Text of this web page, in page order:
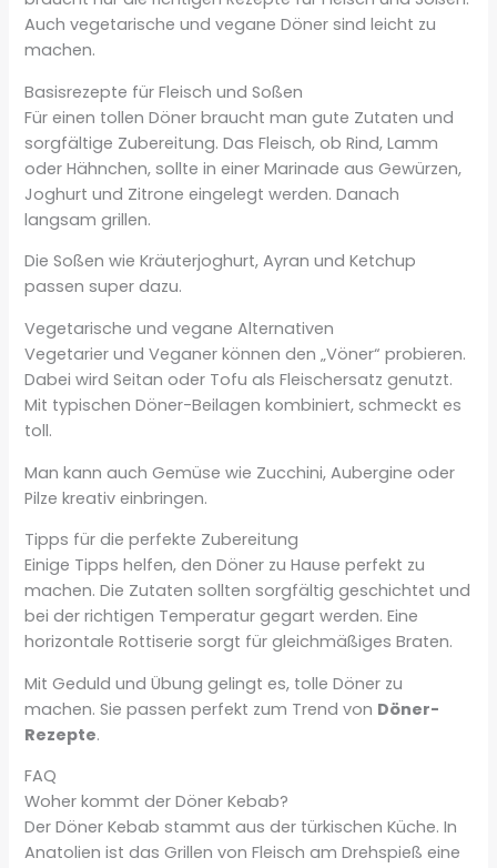
Auch vegetarische und vegane Döner sind leicht zu
machen.
Basisrezepte für Fleisch und Soßen
Für einen tollen Döner braucht man gute Zutaten und
sorgfältige Zubereitung. Das Fleisch, ob Rind, Lamm
oder Hähnchen, sollte in einer Marinade aus Gewürzen,
Joghurt und Zitrone eingelegt werden. Danach
langsam grillen.
Die Soßen wie Kräuterjoghurt, Ayran und Ketchup
passen super dazu.
Vegetarische und vegane Alternativen
Vegetarier und Veganer können den „Vöner“ probieren.
Dabei wird Seitan oder Tofu als Fleischersatz genutzt.
Mit typischen Döner-Beilagen kombiniert, schmeckt es
toll.
Man kann auch Gemüse wie Zucchini, Aubergine oder
Pilze kreativ einbringen.
Tipps für die perfekte Zubereitung
Einige Tipps helfen, den Döner zu Hause perfekt zu
machen. Die Zutaten sollten sorgfältig geschichtet und
bei der richtigen Temperatur gegart werden. Eine
horizontale Rottiserie sorgt für gleichmäßiges Braten.
Mit Geduld und Übung gelingt es, tolle Döner zu
machen. Sie passen perfekt zum Trend von Döner-
Rezepte.
FAQ
Woher kommt der Döner Kebab?
Der Döner Kebab stammt aus der türkischen Küche. In
Anatolien ist das Grillen von Fleisch am Drehspieß eine